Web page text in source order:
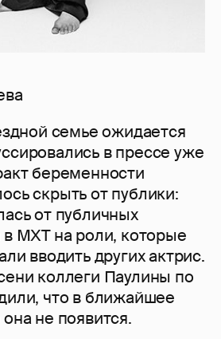
семье ожидается
в прессе уже
беременности
скрыть от публики:
от публичных
МХТ на роли, которые
вводить других актрис.
коллеги Паулины по
что в ближайшее
не появится.